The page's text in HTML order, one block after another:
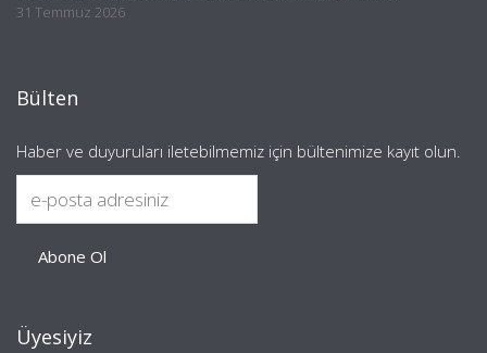
31 Temmuz 2026
Bülten
Haber ve duyuruları iletebilmemiz için bültenimize kayıt olun.
Üyesiyiz